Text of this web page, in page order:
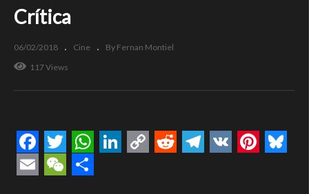
Crítica
06/02/2018 Cine
By Fernan Montiel
117 Views
Facebook
TwitterWhatsApp